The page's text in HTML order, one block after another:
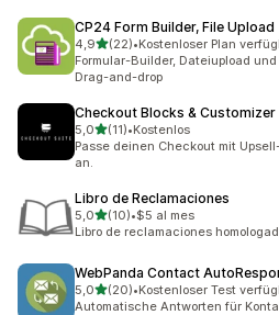
CP24 Form Builder, File Upload
4,9von 5 Sternen
(22)
22 Rezensionen insgesamt
•Kostenloser Plan
Formular-Builder, Dateiupload
Drag-and-drop
Checkout Blocks & Customizer
5,0von 5 Sternen
(11)
11 Rezensionen insgesamt
•Kostenlos
Passe deinen Checkout mit
an.
Libro de Reclamaciones
5,0von 5 Sternen
(10)
10 Rezensionen insgesamt
•$5 al mes
Libro de reclamaciones
WebPanda Contact
5,0von 5 Sternen
(20)
20 Rezensionen insgesamt
•Kostenloser Test
Automatische Antworten für